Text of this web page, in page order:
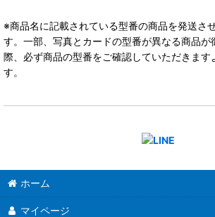
※商品名に記載されている型番の商品を発送さ
す。一部、写真とカードの型番が異なる商品が
際、必ず商品の型番をご確認していただきます
す。
ホーム
マイページ